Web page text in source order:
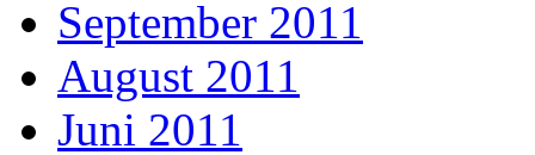
September 2011
August 2011
Juni 2011